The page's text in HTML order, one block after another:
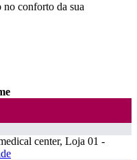
no conforto da sua
center, Loja 01 -